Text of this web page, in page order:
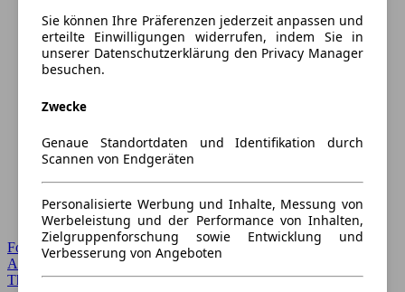
Forum Startseite
Alle Auto-Foren
Themen-Forum
Sie können Ihre Präferenzen jederzeit anpassen und
erteilte Einwilligungen widerrufen, indem Sie in
unserer Datenschutzerklärung den Privacy Manager
besuchen.
Zwecke
Genaue Standortdaten und Identifikation durch
Scannen von Endgeräten
Personalisierte Werbung und Inhalte, Messung von
Werbeleistung und der Performance von Inhalten,
Zielgruppenforschung sowie Entwicklung und
Verbesserung von Angeboten